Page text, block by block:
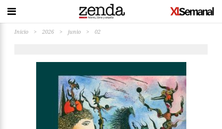
Inicio > 2026 > junio > 02